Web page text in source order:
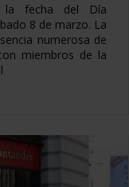
la fecha del Día
8 de marzo. La
numerosa de
miembros de la